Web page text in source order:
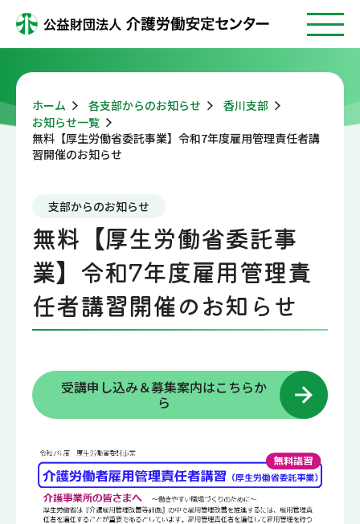
ホーム 各支部からのお知らせ
香川支部
お知らせ一覧
無料【厚生労働省委託事業】令和7年度雇用管理責任者講
習開催のお知らせ
支部からのお知らせ
無料【厚生労働省委託事
業】令和7年度雇用管理責
任者講習開催のお知らせ
受講申し込み＆募集案内はこちらか
ら